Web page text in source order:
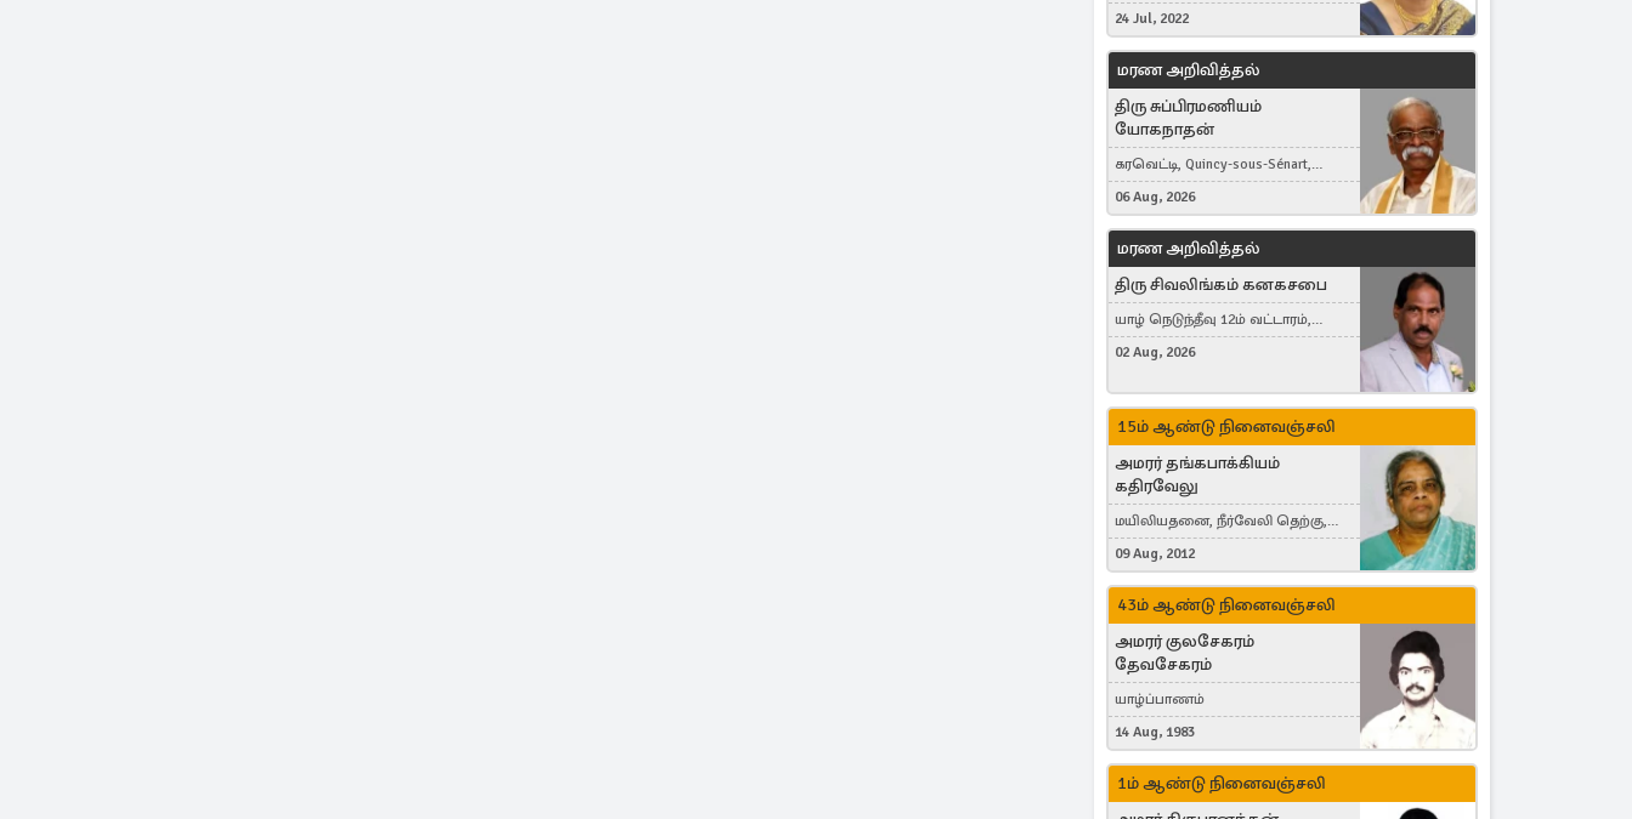
24 Jul, 2022
மரண அறிவித்தல்
திரு சுப்பிரமணியம்
யோகநாதன்
கரவெட்டி, Quincy-sous-Sénart,
France
06 Aug, 2026
மரண அறிவித்தல்
திரு சிவலிங்கம் கனகசபை
யாழ் நெடுந்தீவு 12ம் வட்டாரம்,
Jaffna, நயினாதீவு, London, United
02 Aug, 2026
15ம் ஆண்டு நினைவஞ்சலி
அமரர் தங்கபாக்கியம்
கதிரவேலு
மயிலியதனை, நீர்வேலி தெற்கு,
Herning, Denmark
09 Aug, 2012
43ம் ஆண்டு நினைவஞ்சலி
அமரர் குலசேகரம்
தேவசேகரம்
யாழ்ப்பாணம்
14 Aug, 1983
1ம் ஆண்டு நினைவஞ்சலி